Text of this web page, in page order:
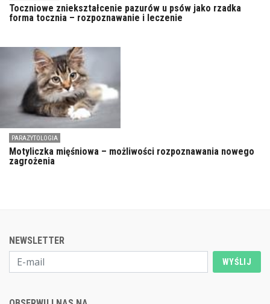
Toczniowe zniekształcenie pazurów u psów jako rzadka
forma tocznia – rozpoznawanie i leczenie
PARAZYTOLOGIA
Motyliczka mięśniowa – możliwości rozpoznawania nowego
zagrożenia
NEWSLETTER
WYŚLIJ